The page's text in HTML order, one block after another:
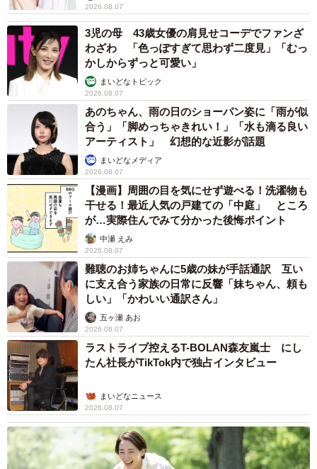
2026.08.07
3児の母 43歳女優の肩見せコーデでファンざ
わざわ 「色っぽすぎて思わず二度見」「むっ
かしからずっと可愛い」
まいどなトピック
2026.08.07
あのちゃん、雨の日のショーパン姿に「雨が似
合う」「脚めっちゃきれい！」「水も滴る良い
アーティスト」 幻想的な近影が話題
まいどなメディア
2026.08.07
【漫画】周囲の目を気にせず遊べる！洗濯物も
干せる！最近人気の戸建ての「中庭」 ところ
が…実際住んでみて分かった後悔ポイント
中瀬 えみ
2026.08.07
難聴のお姉ちゃんに5歳の妹が手話通訳 互い
に支え合う家族の日常に反響「妹ちゃん、頼も
しい」「かわいい通訳さん」
五ヶ瀬 あお
2026.08.07
ラストライブ控えるT-BOLAN森友嵐士 にし
たん社長がTikTok内で独占インタビュー
まいどなニュース
2026.08.07